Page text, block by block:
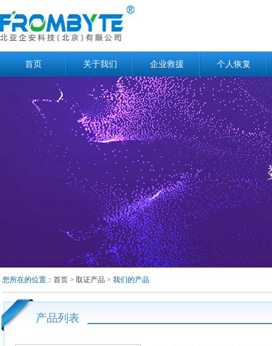
首页 关于我们 企业救援 个人恢复
您所在的位置： 首页> 取证产品 > 我们的产品
产品列表